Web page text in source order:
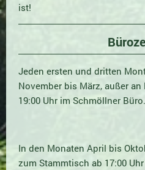
ist!
Jeden ersten und dritten
November bis März, außer an
19:00 Uhr im Schmöllner Büro.
In den Monaten April bis
zum Stammtisch ab 17:00